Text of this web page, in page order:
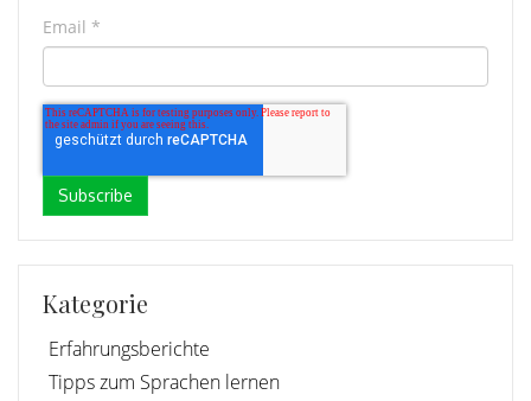
Email *
Kategorie
Erfahrungsberichte
Tipps zum Sprachen lernen